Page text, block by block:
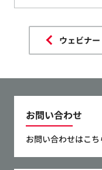
ウェビナ
お問い合わせ
お問い合わせはこち